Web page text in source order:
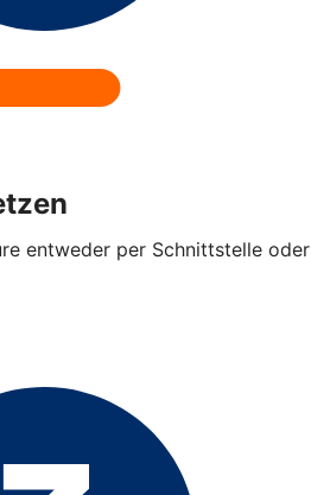
entweder per Schnittstelle oder